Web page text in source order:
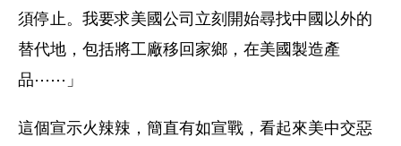
須停止。我要求美國公司立刻開始尋找中國以外的
替代地，包括將工廠移回家鄉，在美國製造產
品⋯⋯」
這個宣示火辣辣，簡直有如宣戰，看起來美中交惡